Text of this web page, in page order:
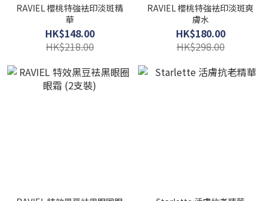
RAVIEL 櫻桃特強袪印淡斑精
華
HK$148.00
HK$218.00
RAVIEL 櫻桃特強袪印淡斑爽
膚水
HK$180.00
HK$298.00